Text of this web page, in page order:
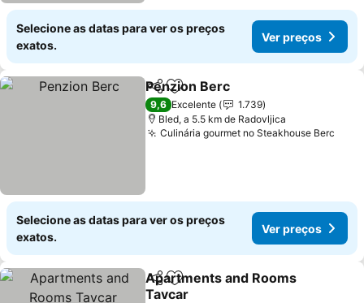
Selecione as datas para ver os preços
exatos.
Ver preços
PartilharAdicionar aos favoritos
Penzion Berc
9,6 Excelente
1.739
Bled, a 5.5 km de Radovljica
Culinária gourmet no Steakhouse Berc
Selecione as datas para ver os preços
exatos.
Ver preços
PartilharAdicionar aos favoritos
Apartments and Rooms
Tavcar